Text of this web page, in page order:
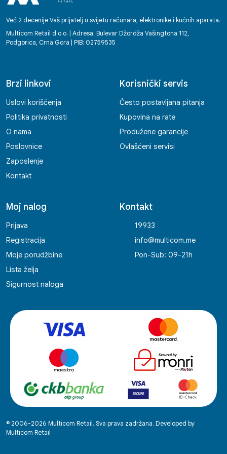
Već 2 decenije Vaš prijatelj u svijetu računara, elektronike i kućnih aparata.
Multicom Retail d.o.o. | Adresa: Bulevar Džordža Vašingtona 112,
Podgorica, Crna Gora | PIB: 02759535
Brzi linkovi
Uslovi korišćenja
Politika privatnosti
O nama
Poslovnice
Zaposlenje
Kontakt
Korisnički servis
Često postavljana pitanja
Kupovina na rate
Produžene garancije
Ovlašćeni servisi
Moj nalog
Prijava
Registracija
Moje porudžbine
Lista želja
Sigurnost naloga
Kontakt
19933
info@multicom.me
Pon-Sub: 09-21h
© 2006-2026 Multicom Retail. Sva prava zadržana. Developed by
Multicom Retail